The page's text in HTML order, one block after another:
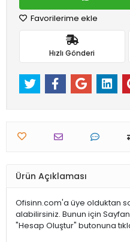
Favorilerime ekle
Hızlı Gönderi
Ürün Açıklaması
Ofisinn.com'a üye olduktan
alabilirsiniz. Bunun için
"Hesap Oluştur" butonuna